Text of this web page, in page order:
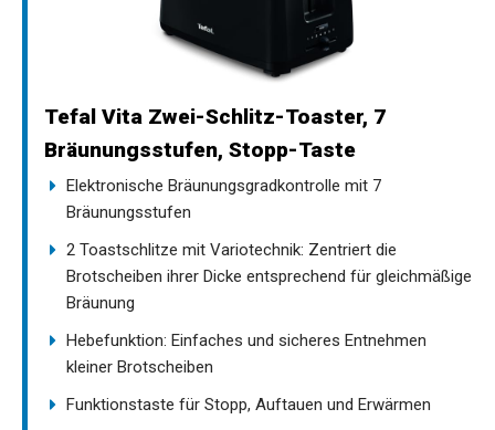
Tefal Vita Zwei-Schlitz-Toaster, 7
Bräunungsstufen, Stopp-Taste
Elektronische Bräunungsgradkontrolle mit 7
Bräunungsstufen
2 Toastschlitze mit Variotechnik: Zentriert die
Brotscheiben ihrer Dicke entsprechend für gleichmäßige
Bräunung
Hebefunktion: Einfaches und sicheres Entnehmen
kleiner Brotscheiben
Funktionstaste für Stopp, Auftauen und Erwärmen